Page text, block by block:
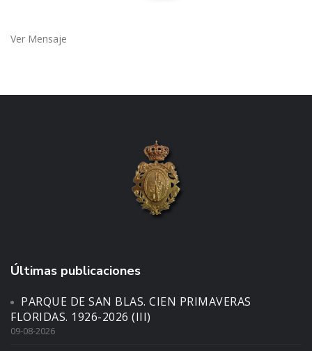
Ver Mensaje
Últimas publicaciones
PARQUE DE SAN BLAS. CIEN PRIMAVERAS
FLORIDAS. 1926-2026 (III)
09-08-2026